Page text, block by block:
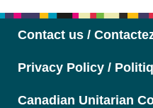
Contact us /
Privacy Policy /
Canadian Unitarian